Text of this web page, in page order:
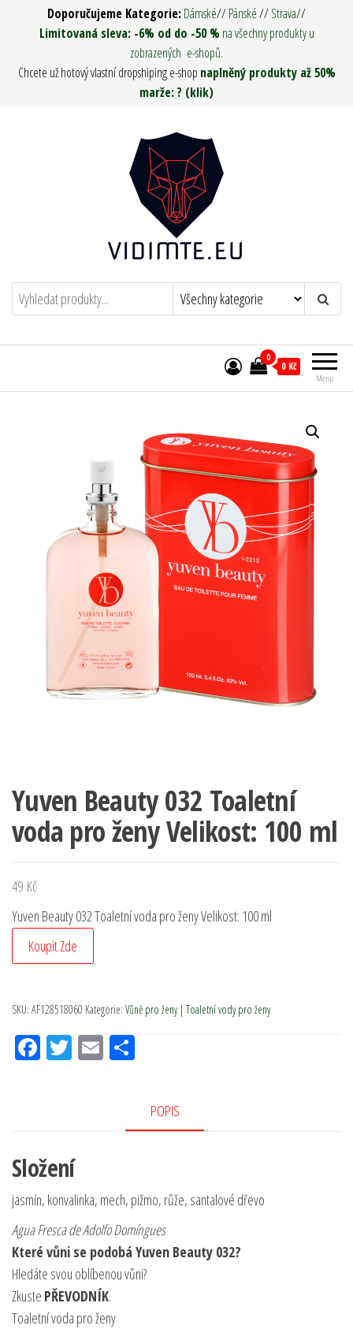
Doporučujeme Kategorie: Dámské//Pánské//Strava//
Limitovaná sleva: -6% od do -50 % na všechny produkty u
zobrazených e-shopů.
Chcete už hotový vlastní dropshiping e-shop naplněný produkty až 50%
marže: ? (klik)
Vidím tě ! – Army Man & Woman
Oděvy, Táboření, Military, Survival, Pro
muže i ženy
Menu
0
0 Kč
Yuven Beauty 032 Toaletní
voda pro ženy Velikost: 100 ml
49 Kč
Yuven Beauty 032 Toaletní voda pro ženy Velikost: 100 ml
Koupit Zde
SKU: AF128518060 Kategorie: Vůně pro ženy | Toaletní vody pro ženy
Fac Tw Em
POPIS
Složení
jasmín, konvalinka, mech, pižmo, růže, santalové dřevo
Agua Fresca de Adolfo Domíngues
Které vůni se podobá Yuven Beauty 032?
Hledáte svou oblíbenou vůni?
Zkuste PŘEVODNÍK.
Toaletní voda pro ženy